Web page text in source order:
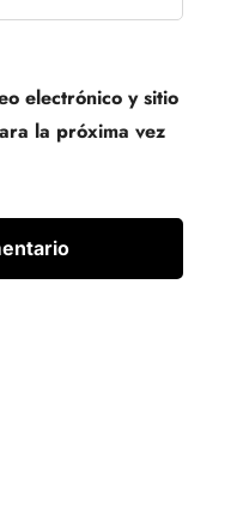
electrónico y sitio
la próxima vez